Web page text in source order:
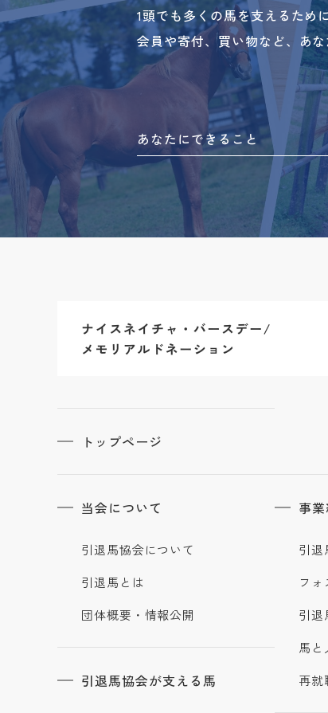
1頭でも多くの馬を支えるため
会員や寄付、買い物など、あ
あなたにできること
トップページ
当会について
引退馬協会について
引退馬とは
団体概要・情報公開
引退馬協会が支える馬
事
引退
フ
引退
馬と
再就